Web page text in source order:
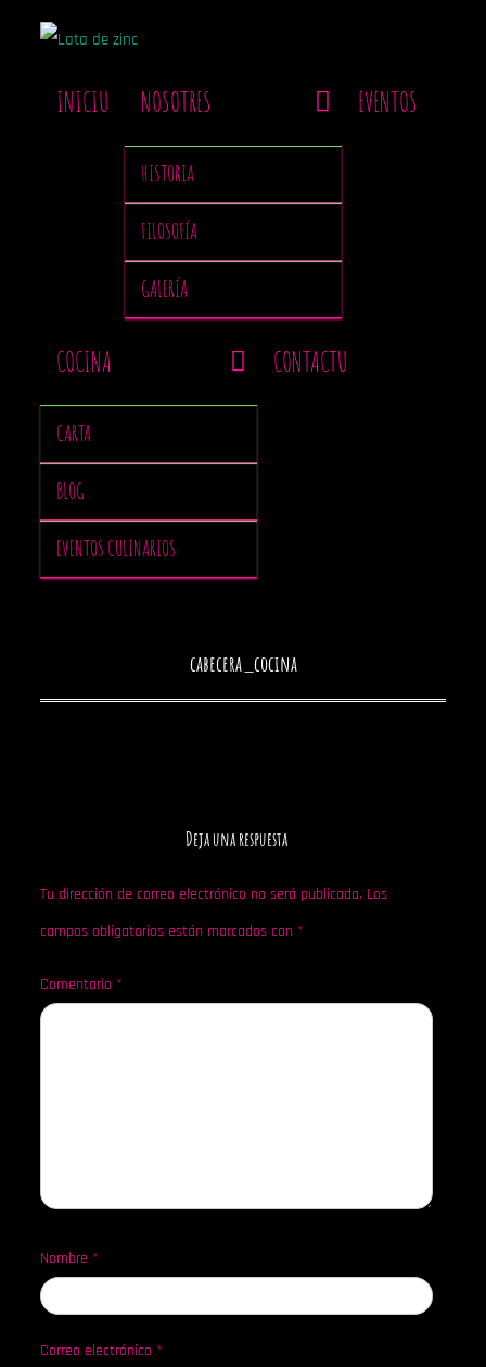
INICIU NOSOTRES
HISTORIA
FILOSOFÍA
GALERÍA
EVENTOS
COCINA
CARTA
BLOG
EVENTOS CULINARIOS
CONTACTU
cabecera_cocina
Deja una respuesta
Tu dirección de correo electrónico no será publicada. Los
campos obligatorios están marcados con *
Comentario *
Nombre *
Correo electrónico *